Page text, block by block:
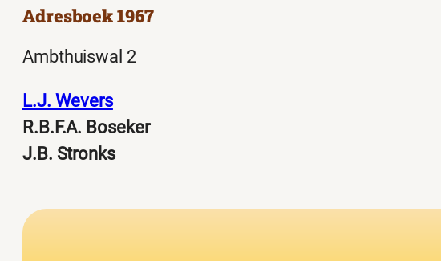
Adresboek 1967
Ambthuiswal 2
L.J. Wevers
R.B.F.A. Boseker
J.B. Stronks